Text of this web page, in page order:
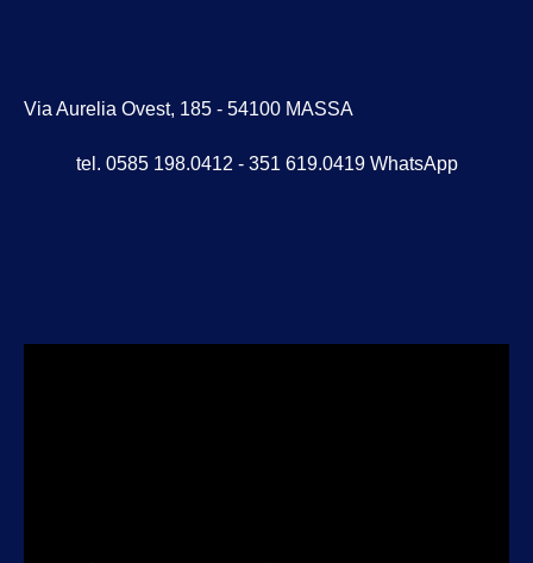
Via Aurelia Ovest, 185 - 54100 MASSA
tel. 0585 198.0412 - 351 619.0419 WhatsApp